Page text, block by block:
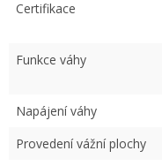
Certifikace
Funkce váhy
Napájení váhy
Provedení vážní plochy